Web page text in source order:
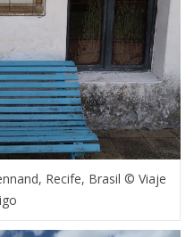
Recife, Brasil © Viaje